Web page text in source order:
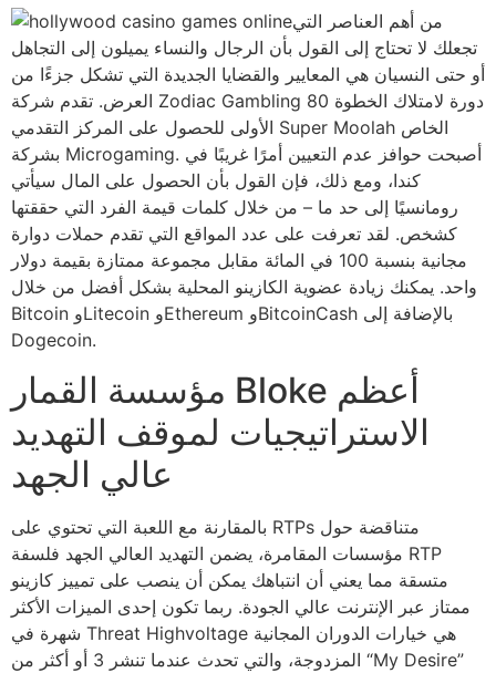
من أهم العناصر التي
تجعلك لا تحتاج إلى القول بأن الرجال والنساء يميلون إلى التجاهل
أو حتى النسيان هي المعايير والقضايا الجديدة التي تشكل جزءًا من
العرض. تقدم شركة Zodiac Gambling 80 دورة لامتلاك الخطوة
الأولى للحصول على المركز التقدمي Super Moolah الخاص
بشركة Microgaming. أصبحت حوافز عدم التعيين أمرًا غريبًا في
كندا، ومع ذلك، فإن القول بأن الحصول على المال سيأتي
رومانسيًا إلى حد ما – من خلال كلمات قيمة الفرد التي حققتها
كشخص. لقد تعرفت على عدد المواقع التي تقدم حملات دوارة
مجانية بنسبة 100 في المائة مقابل مجموعة ممتازة بقيمة دولار
واحد. يمكنك زيادة عضوية الكازينو المحلية بشكل أفضل من خلال
Bitcoin وLitecoin وEthereum وBitcoinCash بالإضافة إلى
Dogecoin.
مؤسسة القمار Bloke أعظم
الاستراتيجيات لموقف التهديد
عالي الجهد
بالمقارنة مع اللعبة التي تحتوي على RTPs متناقضة حول
مؤسسات المقامرة، يضمن التهديد العالي الجهد فلسفة RTP
متسقة مما يعني أن انتباهك يمكن أن ينصب على تمييز كازينو
ممتاز عبر الإنترنت عالي الجودة. ربما تكون إحدى الميزات الأكثر
شهرة في Threat Highvoltage هي خيارات الدوران المجانية
المزدوجة، والتي تحدث عندما تنشر 3 أو أكثر من “My Desire”